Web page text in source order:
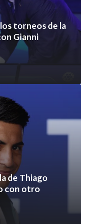
torneos de la
Gianni
de Thiago
con otro